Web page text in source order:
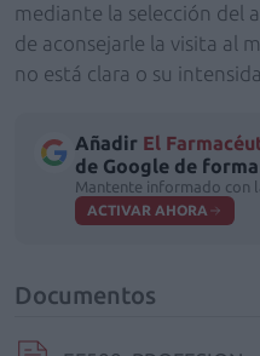
mediante la selección del
de aconsejarle la visita al
no está clara o su
Añadir El
de Google de
Mantente informado con
ACTIVAR AHORA
Documentos